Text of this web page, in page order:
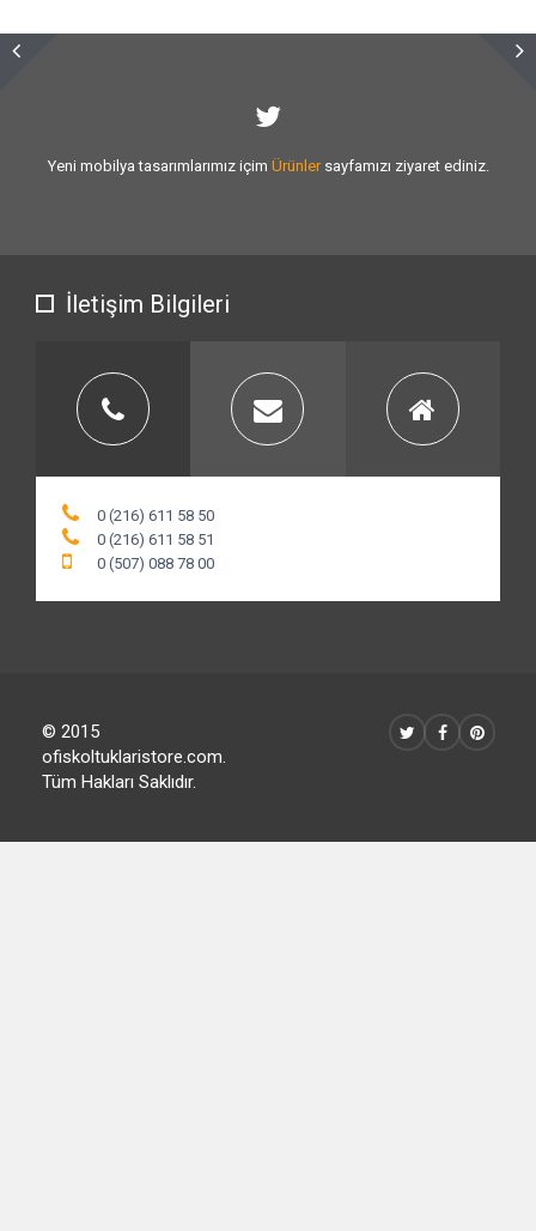
Sizlere vermiş olduğumuzhizmet kalitesiniartırmak için var gücümüzle
İletişim Bilgileri
0 (216) 611 58 50
0 (216) 611 58 51
© 2015
ofiskoltuklaristore.com.